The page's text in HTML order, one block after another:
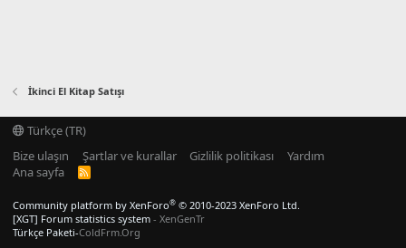
İkinci El Kitap Satışı
Türkçe (TR)
Bize ulaşın
Şartlar ve kurallar Gizlilik politikası
Yardım
Ana sayfa
R
Community platform by XenForo® © 2010-2023 XenForo Ltd.
[XGT] Forum statistics system - XenGenTr
Türkçe Paketi-ColdFrm.Org